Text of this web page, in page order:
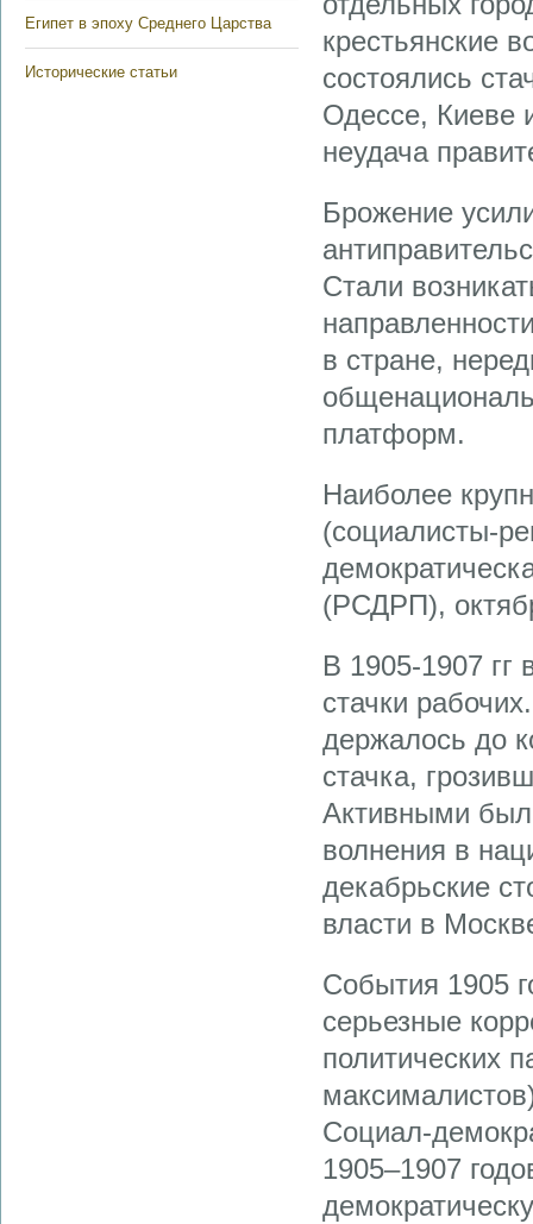
Египет в эпоху Среднего Царства
Исторические статьи
крестьянские
состоялись
Одессе, Киеве
неудача
Брожение
Стали
в стране,
платформ.
Наиболее
(социалисты-
(РСДРП),
В 1905-1907 гг
стачки
держалось до
стачка,
Активными
волнения в
декабрьские
власти в
События 1905
серьезные
политических
Социал-
1905–1907